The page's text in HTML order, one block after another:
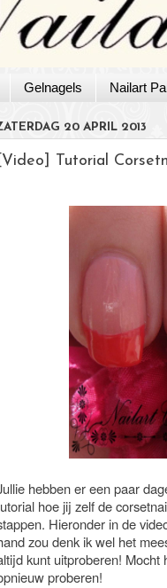
Gelnagels Nailart
20 APRIL 2013
[Video] Tutorial
hebben er een paar
hoe jij zelf de
Hieronder in de
zou denk ik wel het
kunt uitproberen! Mocht
proberen!